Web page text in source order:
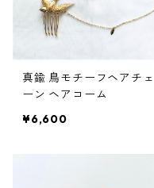
真鍮 鳥モチーフヘアチェ
ーン ヘアコーム
¥6,600